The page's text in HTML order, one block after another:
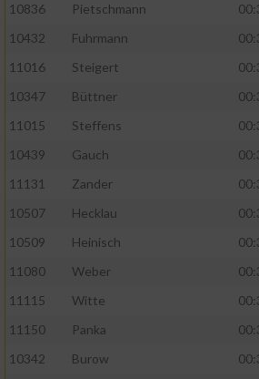
10836
Pietschmann
10432
Fuhrmann
11016
Steigert
10347
Büttner
11015
Steffens
10439
Gauch
11131
Zander
10507
Hecklau
10509
Heinisch
11080
Weber
11115
Witte
11150
Panka
10342
Burow